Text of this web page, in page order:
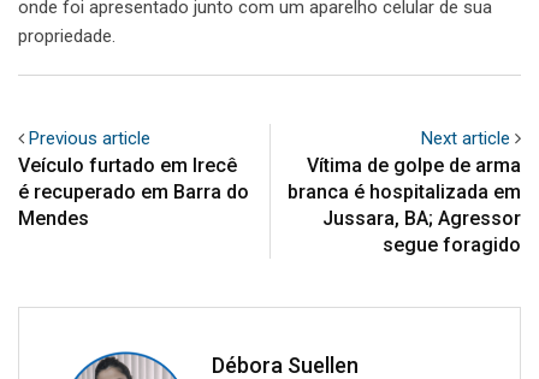
onde foi apresentado junto com um aparelho celular de sua
propriedade.
Previous article
Veículo furtado em Irecê
é recuperado em Barra do
Mendes
Next article
Vítima de golpe de arma
branca é hospitalizada em
Jussara, BA; Agressor
segue foragido
Débora Suellen